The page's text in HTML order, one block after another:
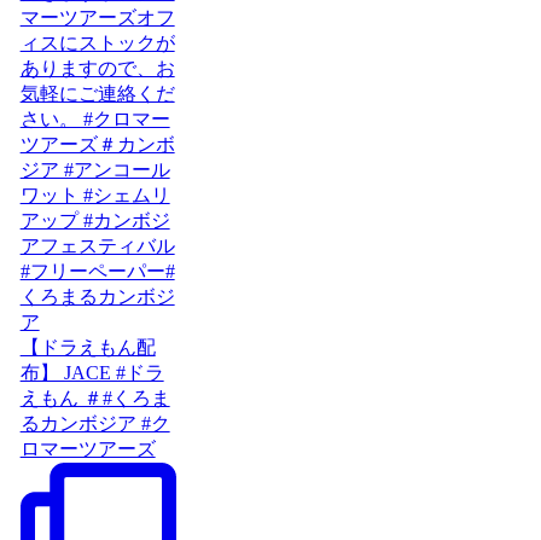
【ドラえもん配
布】 JACE #ドラ
えもん ＃#くろま
るカンボジア #ク
ロマーツアーズ